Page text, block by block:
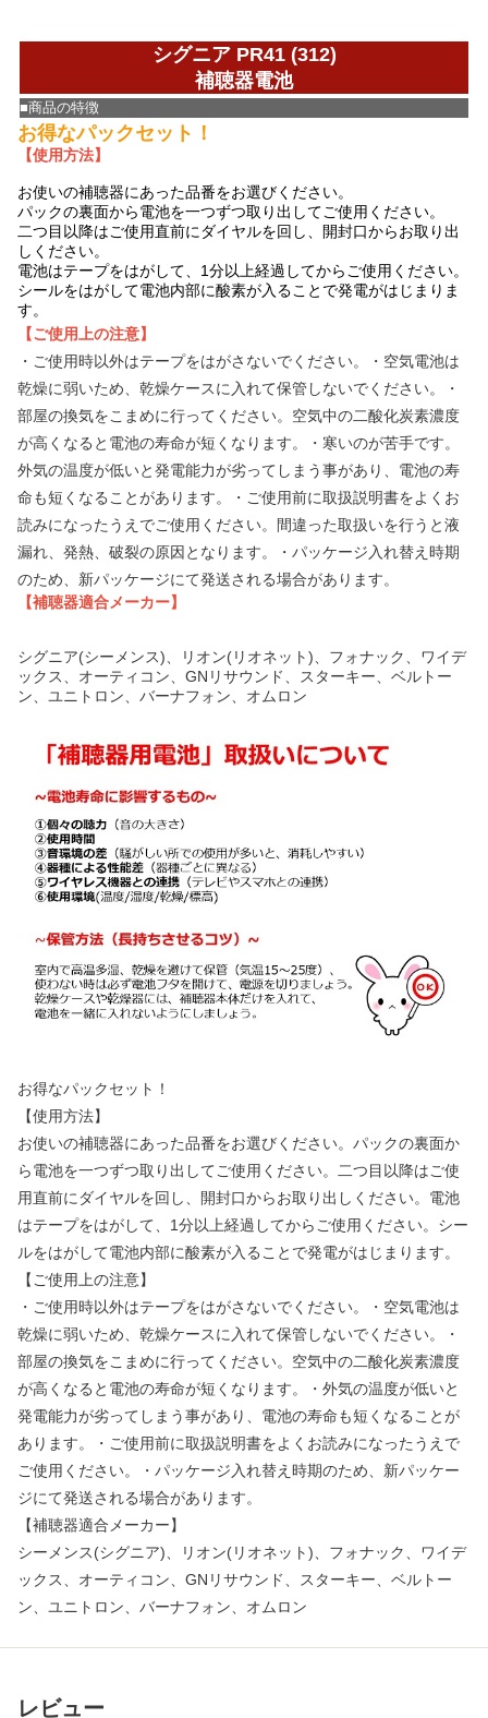
シグニア PR41 (312)
補聴器電池
■商品の特徴
お得なパックセット！
【使用方法】
お使いの補聴器にあった品番をお選びください。
パックの裏面から電池を一つずつ取り出してご使用ください。
二つ目以降はご使用直前にダイヤルを回し、開封口からお取り出
しください。
電池はテープをはがして、1分以上経過してからご使用ください。
シールをはがして電池内部に酸素が入ることで発電がはじまりま
す。
【ご使用上の注意】
・ご使用時以外はテープをはがさないでください。・空気電池は
乾燥に弱いため、乾燥ケースに入れて保管しないでください。・
部屋の換気をこまめに行ってください。空気中の二酸化炭素濃度
が高くなると電池の寿命が短くなります。・寒いのが苦手です。
外気の温度が低いと発電能力が劣ってしまう事があり、電池の寿
命も短くなることがあります。・ご使用前に取扱説明書をよくお
読みになったうえでご使用ください。間違った取扱いを行うと液
漏れ、発熱、破裂の原因となります。・パッケージ入れ替え時期
のため、新パッケージにて発送される場合があります。
【補聴器適合メーカー】
シグニア(シーメンス)、リオン(リオネット)、フォナック、ワイデ
ックス、オーティコン、GNリサウンド、スターキー、ベルトー
ン、ユニトロン、バーナフォン、オムロン
お得なパックセット！
【使用方法】
お使いの補聴器にあった品番をお選びください。パックの裏面か
ら電池を一つずつ取り出してご使用ください。二つ目以降はご使
用直前にダイヤルを回し、開封口からお取り出しください。電池
はテープをはがして、1分以上経過してからご使用ください。シー
ルをはがして電池内部に酸素が入ることで発電がはじまります。
【ご使用上の注意】
・ご使用時以外はテープをはがさないでください。・空気電池は
乾燥に弱いため、乾燥ケースに入れて保管しないでください。・
部屋の換気をこまめに行ってください。空気中の二酸化炭素濃度
が高くなると電池の寿命が短くなります。・外気の温度が低いと
発電能力が劣ってしまう事があり、電池の寿命も短くなることが
あります。・ご使用前に取扱説明書をよくお読みになったうえで
ご使用ください。・パッケージ入れ替え時期のため、新パッケー
ジにて発送される場合があります。
【補聴器適合メーカー】
シーメンス(シグニア)、リオン(リオネット)、フォナック、ワイデ
ックス、オーティコン、GNリサウンド、スターキー、ベルトー
ン、ユニトロン、バーナフォン、オムロン
レビュー